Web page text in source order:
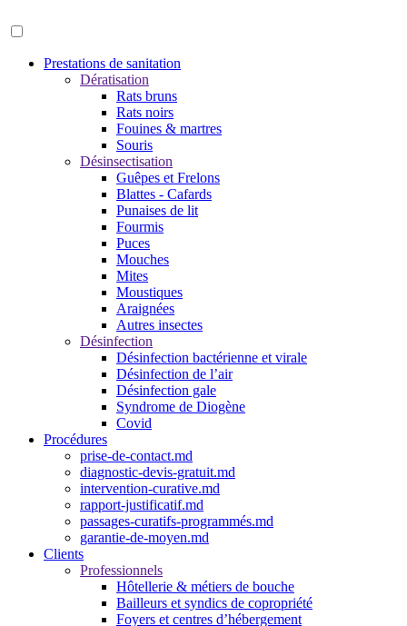
Prestations de sanitation
Dératisation
Rats bruns
Rats noirs
Fouines & martres
Souris
Désinsectisation
Guêpes et Frelons
Blattes - Cafards
Punaises de lit
Fourmis
Puces
Mouches
Mites
Moustiques
Araignées
Autres insectes
Désinfection
Désinfection bactérienne et virale
Désinfection de l’air
Désinfection gale
Syndrome de Diogène
Covid
Procédures
prise-de-contact.md
diagnostic-devis-gratuit.md
intervention-curative.md
rapport-justificatif.md
passages-curatifs-programmés.md
garantie-de-moyen.md
Clients
Professionnels
Hôtellerie & métiers de bouche
Bailleurs et syndics de copropriété
Foyers et centres d’hébergement